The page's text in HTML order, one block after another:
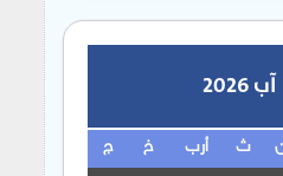
آب 2026
ث أرب خ ج